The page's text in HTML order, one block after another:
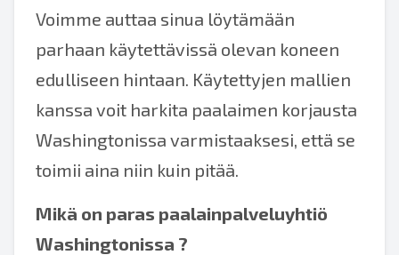
Voimme auttaa sinua löytämään
parhaan käytettävissä olevan koneen
edulliseen hintaan. Käytettyjen mallien
kanssa voit harkita paalaimen korjausta
Washingtonissa varmistaaksesi, että se
toimii aina niin kuin pitää.
Mikä on paras paalainpalveluyhtiö
Washingtonissa ?